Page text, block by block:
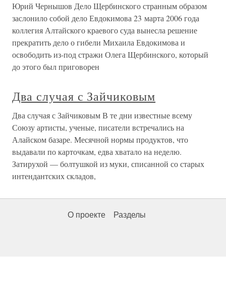
Юрий Чернышов Дело Щербинского странным образом
заслонило собой дело Евдокимова 23 марта 2006 года
коллегия Алтайского краевого суда вынесла решение
прекратить дело о гибели Михаила Евдокимова и
освободить из-под стражи Олега Щербинского, который
до этого был приговорен
Два случая с Зайчиковым
Два случая с Зайчиковым В те дни известные всему
Союзу артисты, ученые, писатели встречались на
Алайском базаре. Месячной нормы продуктов, что
выдавали по карточкам, едва хватало на неделю.
Затирухой — болтушкой из муки, списанной со старых
интендантских складов,
О проекте Разделы